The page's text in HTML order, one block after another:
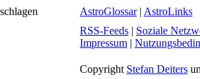
AstroGlossar| AstroLinks
RSS-Feeds | Soziale
Impressum |
Copyright Stefan Deiters